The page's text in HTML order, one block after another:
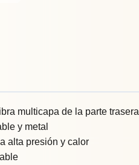
multicapa de la parte trasera
y metal
alta presión y calor